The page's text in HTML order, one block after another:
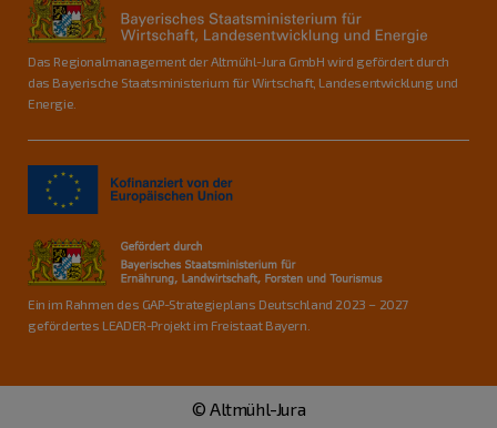
Das Regionalmanagement der Altmühl-Jura GmbH wird gefördert durch
das Bayerische Staatsministerium für Wirtschaft, Landesentwicklung und
Energie.
Ein im Rahmen des GAP-Strategieplans Deutschland 2023 – 2027
gefördertes LEADER-Projekt im Freistaat Bayern.
© Altmühl-Jura